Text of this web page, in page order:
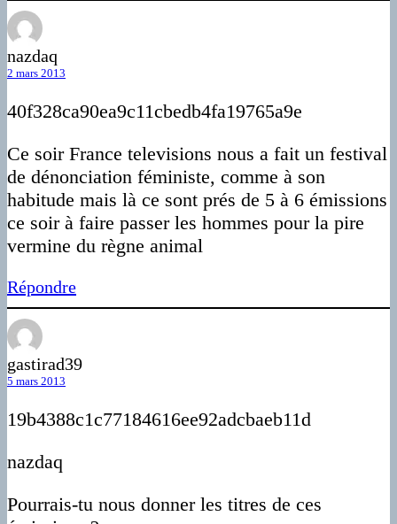
nazdaq
2 mars 2013
40f328ca90ea9c11cbedb4fa19765a9e
Ce soir France televisions nous a fait un festival
de dénonciation féministe, comme à son
habitude mais là ce sont prés de 5 à 6 émissions
ce soir à faire passer les hommes pour la pire
vermine du règne animal
Répondre
gastirad39
5 mars 2013
19b4388c1c77184616ee92adcbaeb11d
nazdaq
Pourrais-tu nous donner les titres de ces